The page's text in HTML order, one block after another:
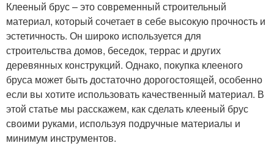
Клееный брус – это современный строительный
материал, который сочетает в себе высокую прочность и
эстетичность. Он широко используется для
строительства домов, беседок, террас и других
деревянных конструкций. Однако, покупка клееного
бруса может быть достаточно дорогостоящей, особенно
если вы хотите использовать качественный материал. В
этой статье мы расскажем, как сделать клееный брус
своими руками, используя подручные материалы и
минимум инструментов.